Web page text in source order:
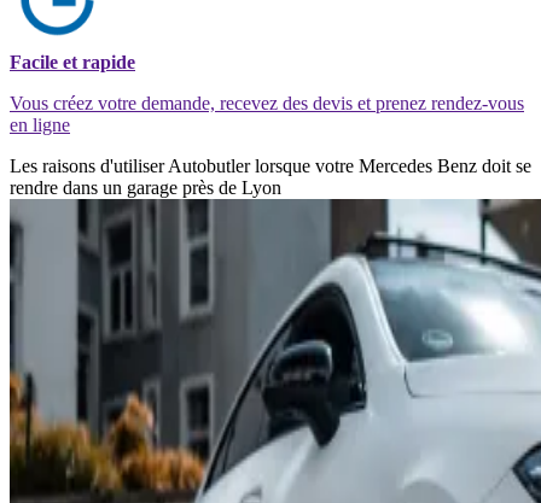
Facile et rapide
Vous créez votre demande, recevez des devis et prenez rendez-vous
en ligne
Les raisons d'utiliser Autobutler lorsque votre Mercedes Benz doit se
rendre dans un garage près de Lyon